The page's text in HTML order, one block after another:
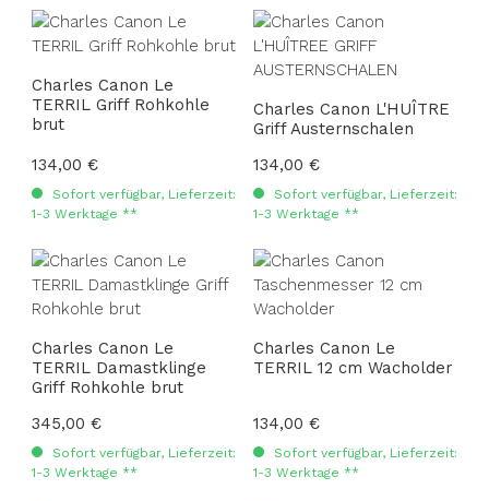
Charles Canon Le
TERRIL Griff Rohkohle
brut
Regulärer Preis:
134,00 €
Sofort verfügbar, Lieferzeit:
1-3 Werktage **
Charles Canon L'HUÎTRE
Griff Austernschalen
Regulärer Preis:
134,00 €
Sofort verfügbar, Lieferzeit:
1-3 Werktage **
Charles Canon Le
TERRIL Damastklinge
Griff Rohkohle brut
Regulärer Preis:
345,00 €
Sofort verfügbar, Lieferzeit:
1-3 Werktage **
Charles Canon Le
TERRIL 12 cm Wacholder
Regulärer Preis:
134,00 €
Sofort verfügbar, Lieferzeit:
1-3 Werktage **